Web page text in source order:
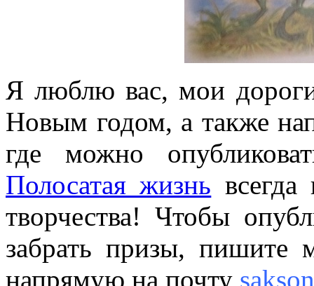
Я люблю вас, мои
Новым годом, а также
где можно
Полосатая жизнь
творчества! Чтобы
забрать призы, пишите
напрямую на почту